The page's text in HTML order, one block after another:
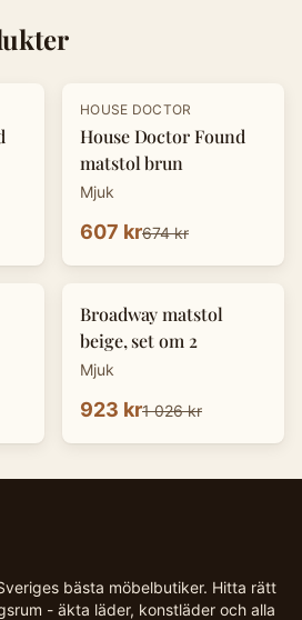
-10%
HOUSE DOCTOR
House Doctor Found
matstol brun
Mjuk
607 kr674 kr
-10
Broadway matstol
beige, set om 2
Mjuk
923 kr1 026 kr
bästa möbelbutiker. Hitta rätt
- äkta läder, konstläder och alla